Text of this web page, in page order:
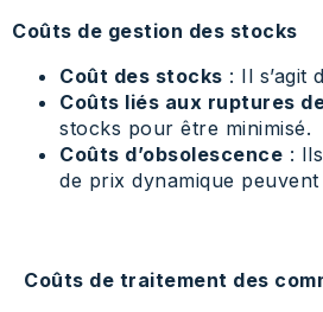
Coûts de gestion des stocks
Coût des stocks : Il s’agit
Coûts liés aux ruptures
stocks pour être minimisé.
Coûts d’obsolescence :
de prix dynamique
Coûts de traitement des